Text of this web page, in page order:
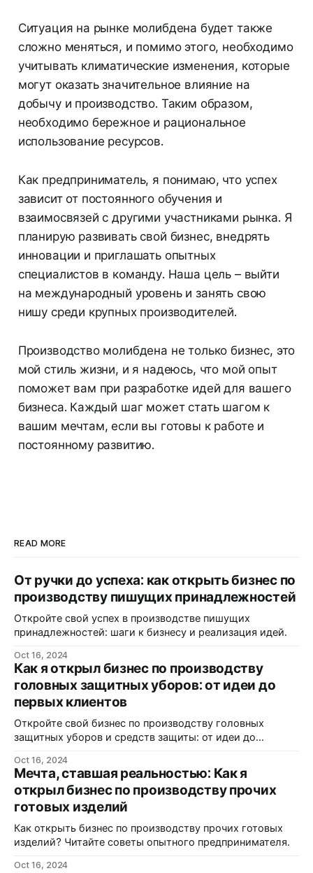
Ситуация на рынке молибдена будет также
сложно меняться, и помимо этого, необходимо
учитывать климатические изменения, которые
могут оказать значительное влияние на
добычу и производство. Таким образом,
необходимо бережное и рациональное
использование ресурсов.
Как предприниматель, я понимаю, что успех
зависит от постоянного обучения и
взаимосвязей с другими участниками рынка. Я
планирую развивать свой бизнес, внедрять
инновации и приглашать опытных
специалистов в команду. Наша цель – выйти
на международный уровень и занять свою
нишу среди крупных производителей.
Производство молибдена не только бизнес, это
мой стиль жизни, и я надеюсь, что мой опыт
поможет вам при разработке идей для вашего
бизнеса. Каждый шаг может стать шагом к
вашим мечтам, если вы готовы к работе и
постоянному развитию.
READ MORE
От ручки до успеха: как открыть бизнес по
производству пишущих принадлежностей
Откройте свой успех в производстве пишущих
принадлежностей: шаги к бизнесу и реализация идей.
Oct 16, 2024
Как я открыл бизнес по производству
головных защитных уборов: от идеи до
первых клиентов
Откройте свой бизнес по производству головных
защитных уборов и средств защиты: от идеи до
Oct 16, 2024
Мечта, ставшая реальностью: Как я
открыл бизнес по производству прочих
готовых изделий
Как открыть бизнес по производству прочих готовых
изделий? Читайте советы опытного предпринимателя.
Oct 16, 2024